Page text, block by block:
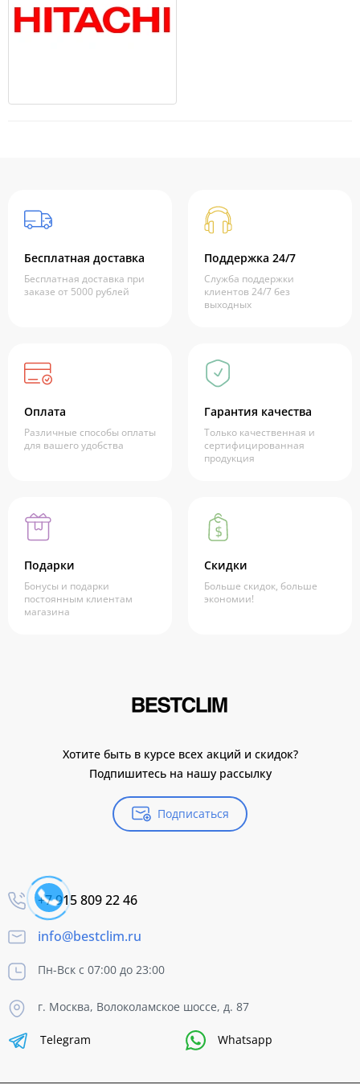
Бесплатная доставка
Бесплатная доставка при
заказе от 5000 рублей
Поддержка 24/7
Служба поддержки
клиентов 24/7 без
выходных
Оплата
Различные способы оплаты
для вашего удобства
Гарантия качества
Только качественная и
сертифицированная
продукция
Подарки
Бонусы и подарки
постоянным клиентам
магазина
Скидки
Больше скидок, больше
экономии!
Хотите быть в курсе всех акций и скидок?
Подпишитесь на нашу рассылку
Подписаться
+7 915 809 22 46
info@bestclim.ru
Пн-Вск с 07:00 до 23:00
г. Москва, Волоколамское шоссе, д. 87
Telegram Whatsapp